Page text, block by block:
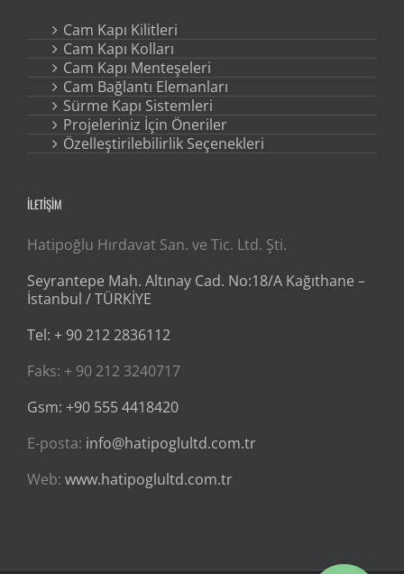
Cam Kapı Kilitleri
Cam Kapı Kolları
Cam Kapı Menteşeleri
Cam Bağlantı Elemanları
Sürme Kapı Sistemleri
Projeleriniz İçin Öneriler
Özelleştirilebilirlik Seçenekleri
İLETİŞİM
Hatipoğlu Hırdavat San. ve Tic. Ltd. Şti.
Seyrantepe Mah. Altınay Cad. No:18/A Kağıthane –
İstanbul / TÜRKİYE
Tel: + 90 212 2836112
Faks: + 90 212 3240717
Gsm: +90 555 4418420
E-posta: info@hatipoglultd.com.tr
Web: www.hatipoglultd.com.tr